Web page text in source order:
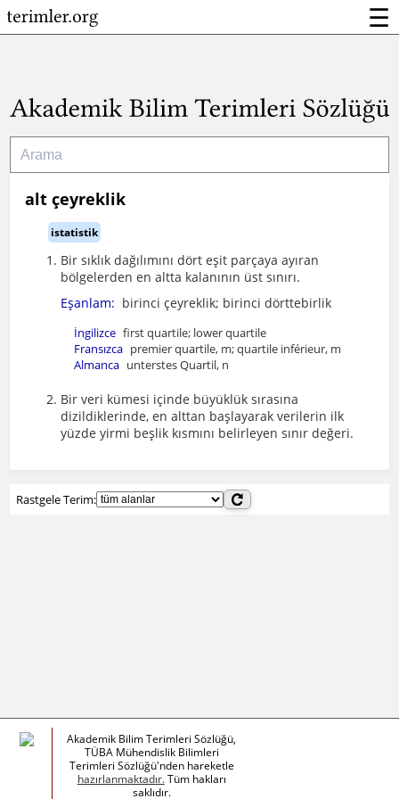
☰
alt çeyreklik
istatistik
Bir sıklık dağılımını dört eşit parçaya ayıran
bölgelerden en altta kalanının üst sınırı.
Eşanlam: birinci çeyreklik; birinci dörttebirlik
İngilizce first quartile; lower quartile
Fransızca premier quartile, m; quartile inférieur, m
Almanca unterstes Quartil, n
Bir veri kümesi içinde büyüklük sırasına
dizildiklerinde, en alttan başlayarak verilerin ilk
yüzde yirmi beşlik kısmını belirleyen sınır değeri.
Rastgele Terim:
Akademik Bilim Terimleri Sözlüğü,
TÜBA Mühendislik Bilimleri
Terimleri Sözlüğü'nden hareketle
hazırlanmaktadır.Tüm hakları
saklıdır.